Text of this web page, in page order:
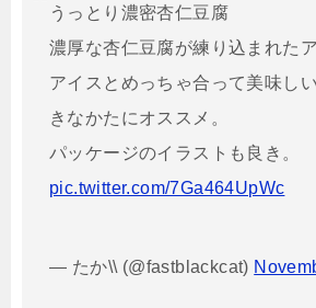
うっとり濃密杏仁豆腐
濃厚な杏仁豆腐が練り込まれた
アイスとめっちゃ合って美味し
きなかたにオススメ。
パッケージのイラストも良き。
pic.twitter.com/7Ga464UpWc
— たか\\ (@fastblackcat)